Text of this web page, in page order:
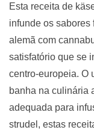
Esta receita de
infunde os sabores
alemã com
satisfatório que se
centro-europeia. O
banha na culinária
adequada para
strudel, estas